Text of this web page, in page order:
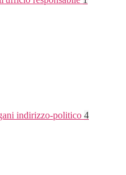
indirizzo-politico 4